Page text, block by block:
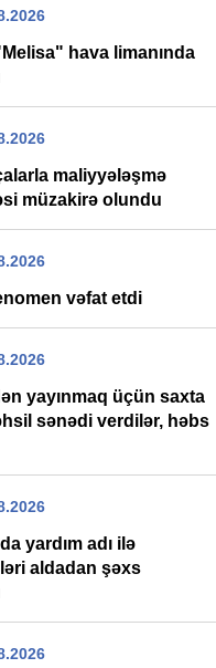
hava limanında
maliyyələşmə
müzakirə olundu
vəfat etdi
yayınmaq üçün saxta
sənədi verdilər, həbs
yardım adı ilə
aldadan şəxs